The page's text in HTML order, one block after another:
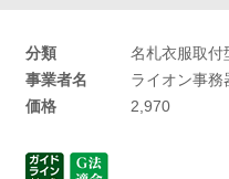
分類
名札衣服取付
事業者名
ライオン事務
価格
2,970